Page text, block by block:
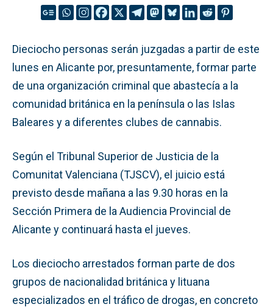
Dieciocho personas serán juzgadas a partir de este
lunes en Alicante por, presuntamente, formar parte
de una organización criminal que abastecía a la
comunidad británica en la península o las Islas
Baleares y a diferentes clubes de cannabis.
Según el Tribunal Superior de Justicia de la
Comunitat Valenciana (TJSCV), el juicio está
previsto desde mañana a las 9.30 horas en la
Sección Primera de la Audiencia Provincial de
Alicante y continuará hasta el jueves.
Los dieciocho arrestados forman parte de dos
grupos de nacionalidad británica y lituana
especializados en el tráfico de drogas, en concreto